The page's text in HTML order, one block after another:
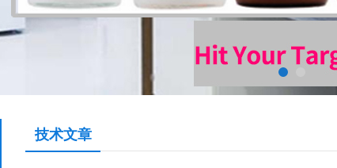
技术文章